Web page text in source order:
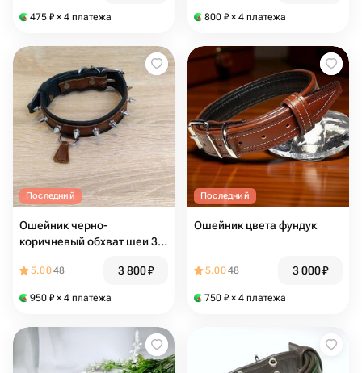
475 ₽ × 4 платежа 800 ₽ × 4 платежа
Последний
Ошейник черно-
коричневый обхват шеи 31-
5.0048 3 800₽
950 ₽ × 4 платежа
Последний
Ошейник цвета фундук
5.0048 3 000₽
750 ₽ × 4 платежа